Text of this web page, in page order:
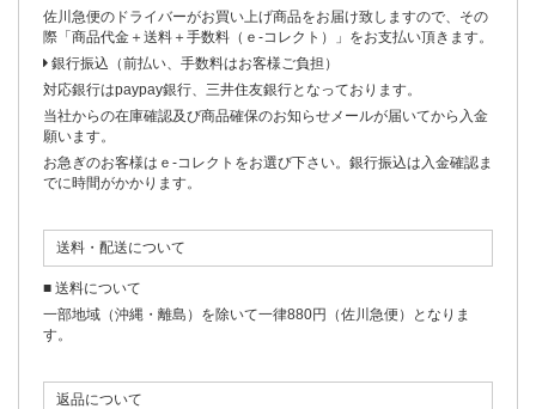
佐川急便のドライバーがお買い上げ商品をお届け致しますので、その
際「商品代金＋送料＋手数料（ｅ-コレクト）」をお支払い頂きます。
銀行振込（前払い、手数料はお客様ご負担）
対応銀行はpaypay銀行、三井住友銀行となっております。
当社からの在庫確認及び商品確保のお知らせメールが届いてから入金
願います。
お急ぎのお客様はｅ-コレクトをお選び下さい。銀行振込は入金確認ま
でに時間がかかります。
送料・配送について
■ 送料について
一部地域（沖縄・離島）を除いて一律880円（佐川急便）となりま
す。
返品について